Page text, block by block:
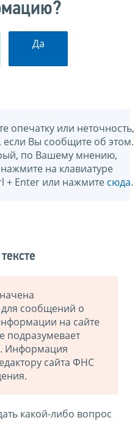
Да
опечатку или неточность,
Вы сообщите об этом.
по Вашему мнению,
на клавиатуре
+ Enter или нажмите сюда.
сообщений о
на сайте
подразумевает
Информация
сайта ФНС
какой-либо вопрос